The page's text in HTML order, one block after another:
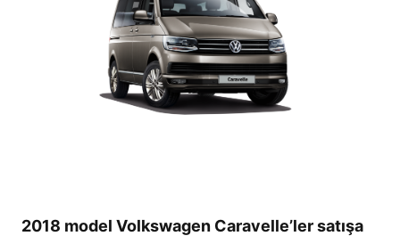
2018 model Volkswagen Caravelle’ler satışa